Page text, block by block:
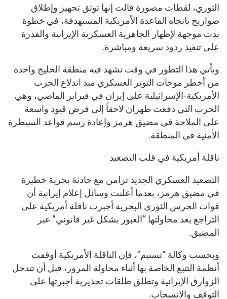
الثوري، لقطات مصورة قالت إنها توثق تجهيز وإطلاق
صواريخ باتجاه القاعدة الأمريكية المستهدفة، في خطوة
بدت موجهة لإظهار الجاهزية العسكرية الإيرانية والقدرة
على تنفيذ ردود سريعة ومباشرة.
ويأتي هذا التطور في وقت تشهد فيه منطقة الخليج واحدة
من أخطر موجات التوتر العسكري منذ اندلاع الحرب
الأمريكية-الإسرائيلية على إيران في فبراير الماضي، وهي
الحرب التي دفعت طهران لاحقاً إلى فرض قيود واسعة
على الملاحة في مضيق هرمز وإعادة رسم قواعد السيطرة
الأمنية في المنطقة.
ناقلة أمريكية في قلب التصعيد
التصعيد العسكري الجديد تزامن مع حادثة بحرية خطيرة
في مضيق هرمز، بعدما أعلنت وسائل إعلام إيرانية أن
قوات الحرس الثوري البحرية أجبرت ناقلة أمريكية على
التراجع بعد محاولتها “العبور بشكل غير قانوني” عبر
المضيق.
وبحسب وكالة “تسنيم”، فإن الناقلة الأمريكية أوقفت
أنظمة التتبع الخاصة بها أثناء محاولة المرور، قبل أن تتدخل
الزوارق الإيرانية وتطلق طلقات تحذيرية أجبرتها على
التوقف والانسحاب.